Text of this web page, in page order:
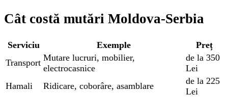
Cât costă mutări Moldova-Serbia
Serviciu Exemple
Preț
Transport Mutare lucruri, mobilier,
electrocasnice
de la 350
Lei
Hamali
Ridicare, coborâre, asamblare
de la 225
Lei